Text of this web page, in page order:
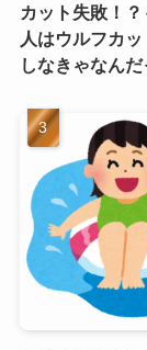
カット失敗！
人はウルフカ
しなきゃなんだ